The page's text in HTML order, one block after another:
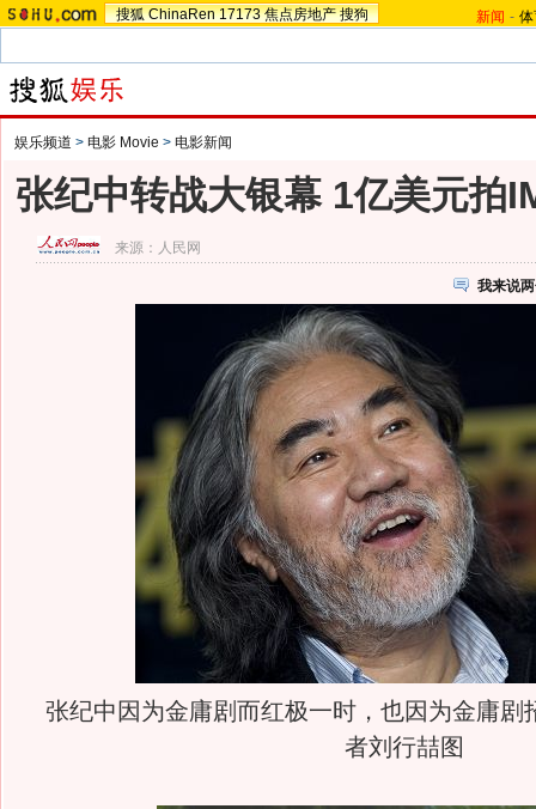
搜狐 ChinaRen 17173 焦点房地产 搜狗 新闻 -
娱乐频道 > 电影 Movie > 电影新闻
张纪中转战大银幕 1亿美元拍
来源： 人民网
我来说
张纪中因为金庸剧而红极一时，也因为金庸剧
者刘行喆图